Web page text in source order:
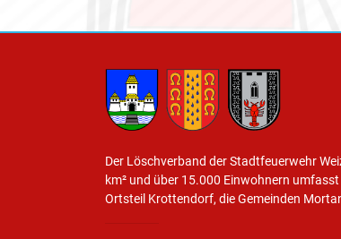
Der Löschverband der Stadtfeuerwehr
km² und über 15.000 Einwohnern
Ortsteil Krottendorf, die Gemeinden